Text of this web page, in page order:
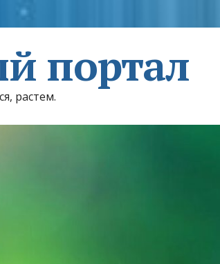
портал
растем.